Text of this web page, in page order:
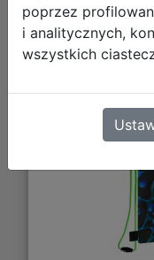
Starpak
poprzez
i analitycznych,
wszystkich